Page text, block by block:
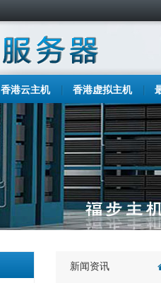
香港云主机 香港虚拟主机
新闻资讯